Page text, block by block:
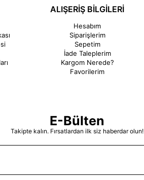
ALIŞERİŞ BİLGİLERİ
Hesabım
Siparişlerim
Sepetim
İade Taleplerim
Kargom Nerede?
Favorilerim
E-Bülten
Takipte kalın. Fırsatlardan ilk siz haberdar olun!